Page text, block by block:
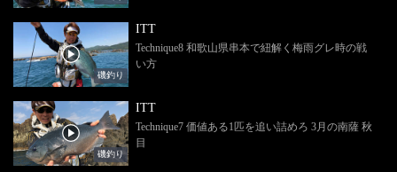
磯釣り
ITT
Technique8 和歌山県串本で紐解く梅雨グレ時の戦
い方
磯釣り
ITT
Technique7 価値ある1匹を追い詰めろ 3月の南薩 秋
目